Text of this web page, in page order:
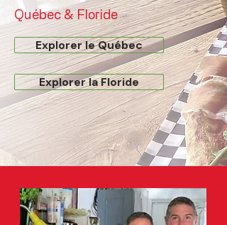
Québec & Floride
Explorer le Québec
Explorer la Floride